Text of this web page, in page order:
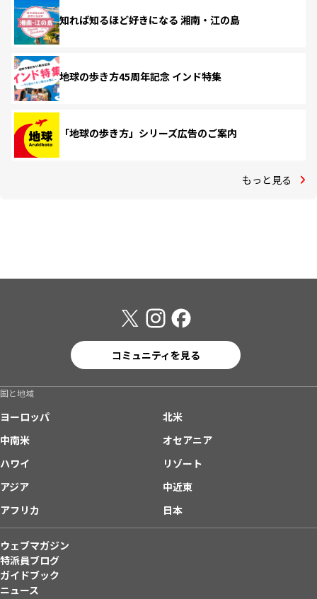
知れば知るほど好きになる 湘南・江の島
地球の歩き方45周年記念 インド特集
「地球の歩き方」シリーズ広告のご案内
もっと見る
コミュニティを見る
国と地域
ヨーロッパ
北米
中南米
オセアニア
ハワイ
リゾート
アジア
中近東
アフリカ
日本
ウェブマガジン
特派員ブログ
ガイドブック
ニュース